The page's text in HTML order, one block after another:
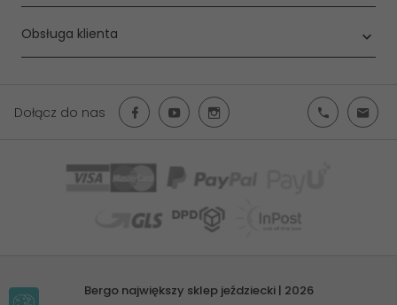
Obsługa klienta
Dołącz do nas
Bergo największy sklep jeździecki | 2026